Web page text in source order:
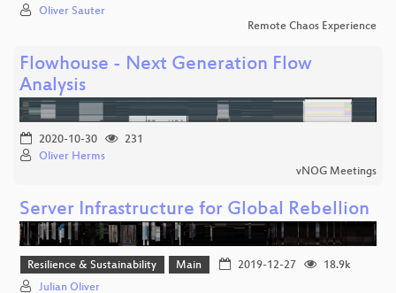
Oliver Sauter
Remote Chaos Experience
Flowhouse - Next Generation Flow
Analysis
2020-10-30
231
Oliver Herms
vNOG Meetings
Server Infrastructure for Global Rebellion
Resilience & Sustainability Main 2019-12-27
18.9k
Julian Oliver